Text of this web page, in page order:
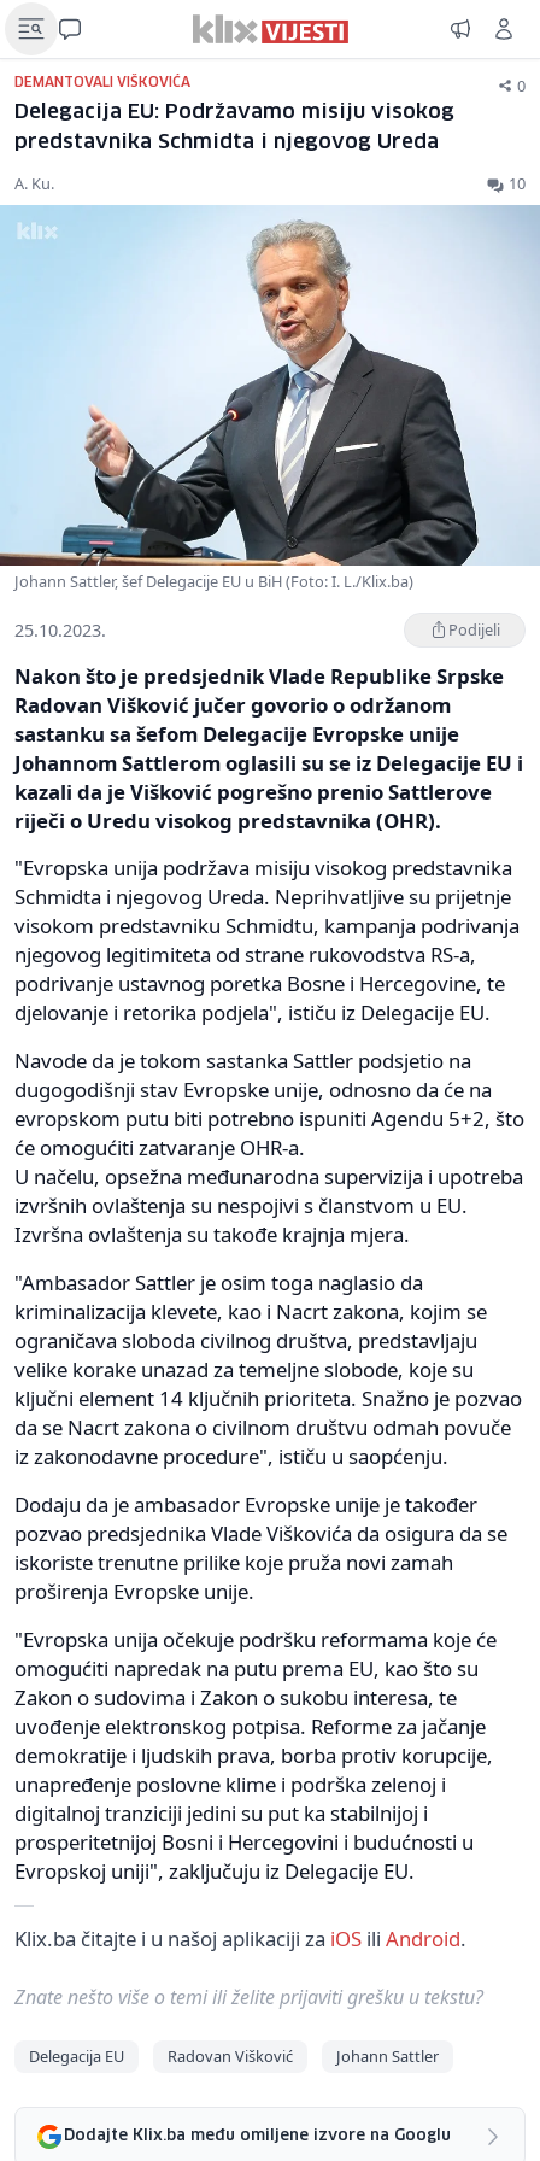
DEMANTOVALI VIŠKOVIĆA 0
Delegacija EU: Podržavamo misiju visokog
predstavnika Schmidta i njegovog Ureda
A. Ku. 10
Johann Sattler, šef Delegacije EU u BiH (Foto: I. L./Klix.ba)
25.10.2023. Podijeli
Nakon što je predsjednik Vlade Republike Srpske
Radovan Višković jučer govorio o održanom
sastanku sa šefom Delegacije Evropske unije
Johannom Sattlerom oglasili su se iz Delegacije EU i
kazali da je Višković pogrešno prenio Sattlerove
riječi o Uredu visokog predstavnika (OHR).
"Evropska unija podržava misiju visokog predstavnika
Schmidta i njegovog Ureda. Neprihvatljive su prijetnje
visokom predstavniku Schmidtu, kampanja podrivanja
njegovog legitimiteta od strane rukovodstva RS-a,
podrivanje ustavnog poretka Bosne i Hercegovine, te
djelovanje i retorika podjela", ističu iz Delegacije EU.
Navode da je tokom sastanka Sattler podsjetio na
dugogodišnji stav Evropske unije, odnosno da će na
evropskom putu biti potrebno ispuniti Agendu 5+2, što
će omogućiti zatvaranje OHR-a.
U načelu, opsežna međunarodna supervizija i upotreba
izvršnih ovlaštenja su nespojivi s članstvom u EU.
Izvršna ovlaštenja su takođe krajnja mjera.
"Ambasador Sattler je osim toga naglasio da
kriminalizacija klevete, kao i Nacrt zakona, kojim se
ograničava sloboda civilnog društva, predstavljaju
velike korake unazad za temeljne slobode, koje su
ključni element 14 ključnih prioriteta. Snažno je pozvao
da se Nacrt zakona o civilnom društvu odmah povuče
iz zakonodavne procedure", ističu u saopćenju.
Dodaju da je ambasador Evropske unije je također
pozvao predsjednika Vlade Viškovića da osigura da se
iskoriste trenutne prilike koje pruža novi zamah
proširenja Evropske unije.
"Evropska unija očekuje podršku reformama koje će
omogućiti napredak na putu prema EU, kao što su
Zakon o sudovima i Zakon o sukobu interesa, te
uvođenje elektronskog potpisa. Reforme za jačanje
demokratije i ljudskih prava, borba protiv korupcije,
unapređenje poslovne klime i podrška zelenoj i
digitalnoj tranziciji jedini su put ka stabilnijoj i
prosperitetnijoj Bosni i Hercegovini i budućnosti u
Evropskoj uniji", zaključuju iz Delegacije EU.
Klix.ba čitajte i u našoj aplikaciji za iOS ili Android.
Znate nešto više o temi ili želite prijaviti grešku u tekstu?
Delegacija EU Radovan Višković Johann Sattler
Dodajte Klix.ba među omiljene izvore na Googlu